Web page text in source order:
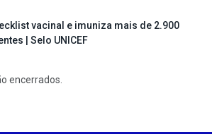
vacinal e imuniza mais de 2.900
| Selo UNICEF
encerrados.